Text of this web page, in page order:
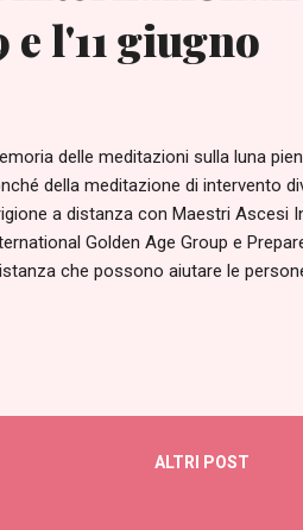
l'11 giugno
delle meditazioni sulla luna
della meditazione di intervento
a distanza con Maestri Ascesi
Golden Age Group e
che possono aiutare le
prossima Luna piena, si terranno
worldclock/
ALTRI POST